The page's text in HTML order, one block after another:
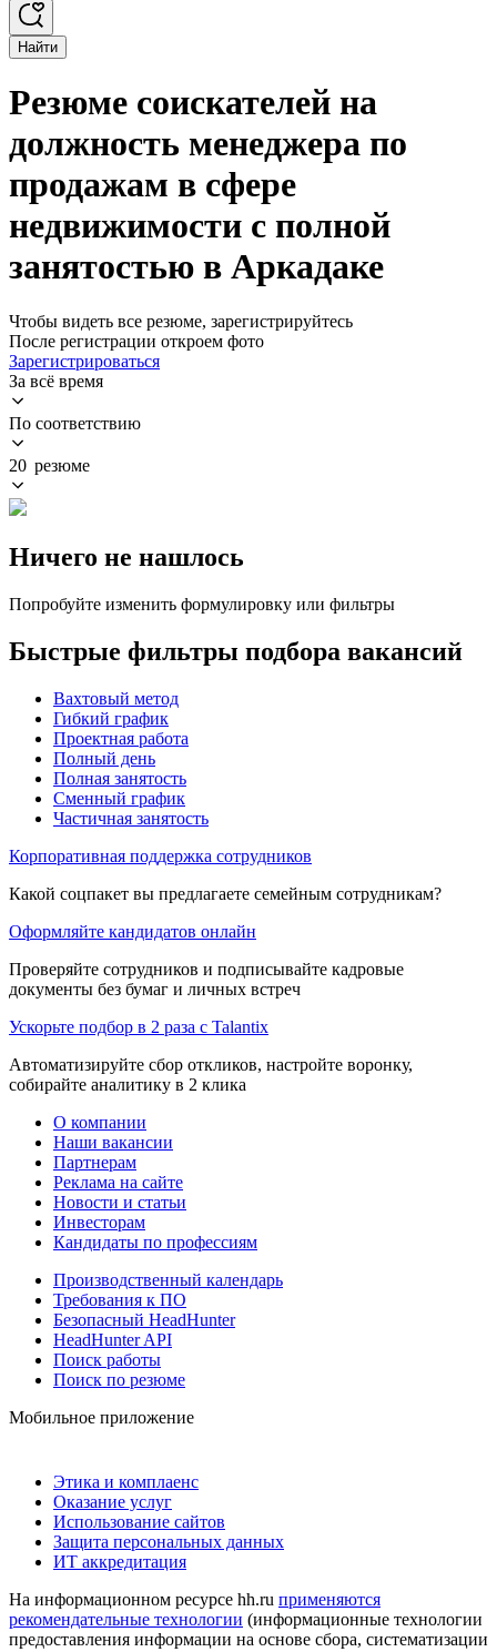
Найти
Резюме соискателей на
должность менеджера по
продажам в сфере
недвижимости с полной
занятостью в Аркадаке
Чтобы видеть все резюме, зарегистрируйтесь
После регистрации откроем фото
Зарегистрироваться
За всё время
По соответствию
20 резюме
Ничего не нашлось
Попробуйте изменить формулировку или фильтры
Быстрые фильтры подбора вакансий
Вахтовый метод
Гибкий график
Проектная работа
Полный день
Полная занятость
Сменный график
Частичная занятость
Корпоративная поддержка сотрудников
Какой соцпакет вы предлагаете семейным сотрудникам?
Оформляйте кандидатов онлайн
Проверяйте сотрудников и подписывайте кадровые
документы без бумаг и личных встреч
Ускорьте подбор в 2 раза с Talantix
Автоматизируйте сбор откликов, настройте воронку,
собирайте аналитику в 2 клика
О компании
Наши вакансии
Партнерам
Реклама на сайте
Новости и статьи
Инвесторам
Кандидаты по профессиям
Производственный календарь
Требования к ПО
Безопасный HeadHunter
HeadHunter API
Поиск работы
Поиск по резюме
Мобильное приложение
Этика и комплаенс
Оказание услуг
Использование сайтов
Защита персональных данных
ИТ аккредитация
На информационном ресурсе hh.ru применяются
рекомендательные технологии (информационные технологии
предоставления информации на основе сбора, систематизации